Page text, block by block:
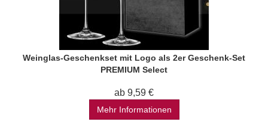
Weinglas-Geschenkset mit Logo als 2er Geschenk-Set
PREMIUM Select
ab 9,59 €
Mehr Informationen